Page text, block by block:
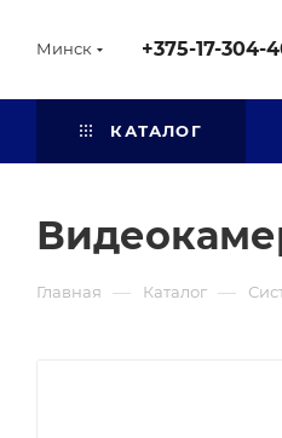
Минск +375-17-304-
КАТАЛОГ
Главная — Каталог —